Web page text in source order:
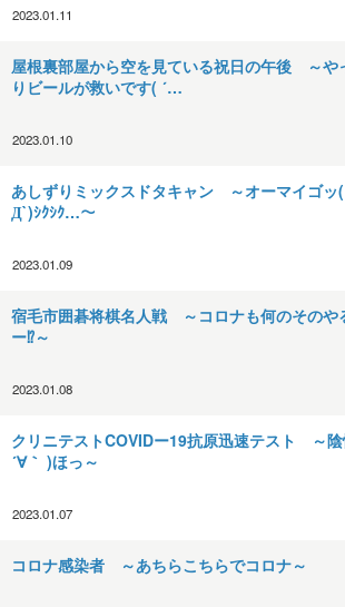
2023.01.11
屋根裏部屋から空を見ている祝日の午後 ～や
りビールが救いです( ´…
2023.01.10
あしずりミックスドタキャン ～オーマイゴッ
Д`)ｼｸｼｸ…～
2023.01.09
宿毛市囲碁将棋名人戦 ～コロナも何のそのや
ー⁉～
2023.01.08
クリニテストCOVIDー19抗原迅速テスト ～
´∀｀ )ほっ～
2023.01.07
コロナ感染者 ～あちらこちらでコロナ～